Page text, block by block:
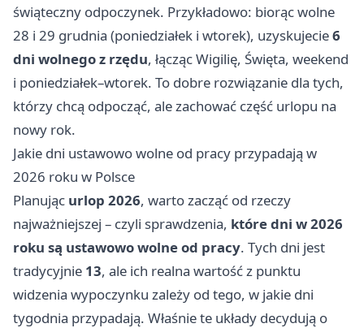
świąteczny odpoczynek. Przykładowo: biorąc wolne
28 i 29 grudnia (poniedziałek i wtorek), uzyskujecie6
dni wolnego z rzędu, łącząc Wigilię, Święta, weekend
i poniedziałek–wtorek. To dobre rozwiązanie dla tych,
którzy chcą odpocząć, ale zachować część urlopu na
nowy rok.
Jakie dni ustawowo wolne od pracy przypadają w
2026 roku w Polsce
Planując urlop 2026, warto zacząć od rzeczy
najważniejszej – czyli sprawdzenia, które dni w 2026
roku są ustawowo wolne od pracy. Tych dni jest
tradycyjnie 13, ale ich realna wartość z punktu
widzenia wypoczynku zależy od tego, w jakie dni
tygodnia przypadają. Właśnie te układy decydują o